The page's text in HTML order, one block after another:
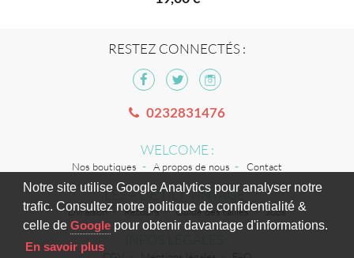
Notre site utilise Google Analytics pour analyser notre
trafic. Consultez notre politique de confidentialité &
celle de Googlepour obtenir davantage d'informations.
En savoir plus
RESTEZ CONNECTÉS :
0232831476
WELCOME :
Nos boutiques A propos de nous Contact
LES + DE TILT VINTAGE :
Livraison Retours Guide des tailles Jobs